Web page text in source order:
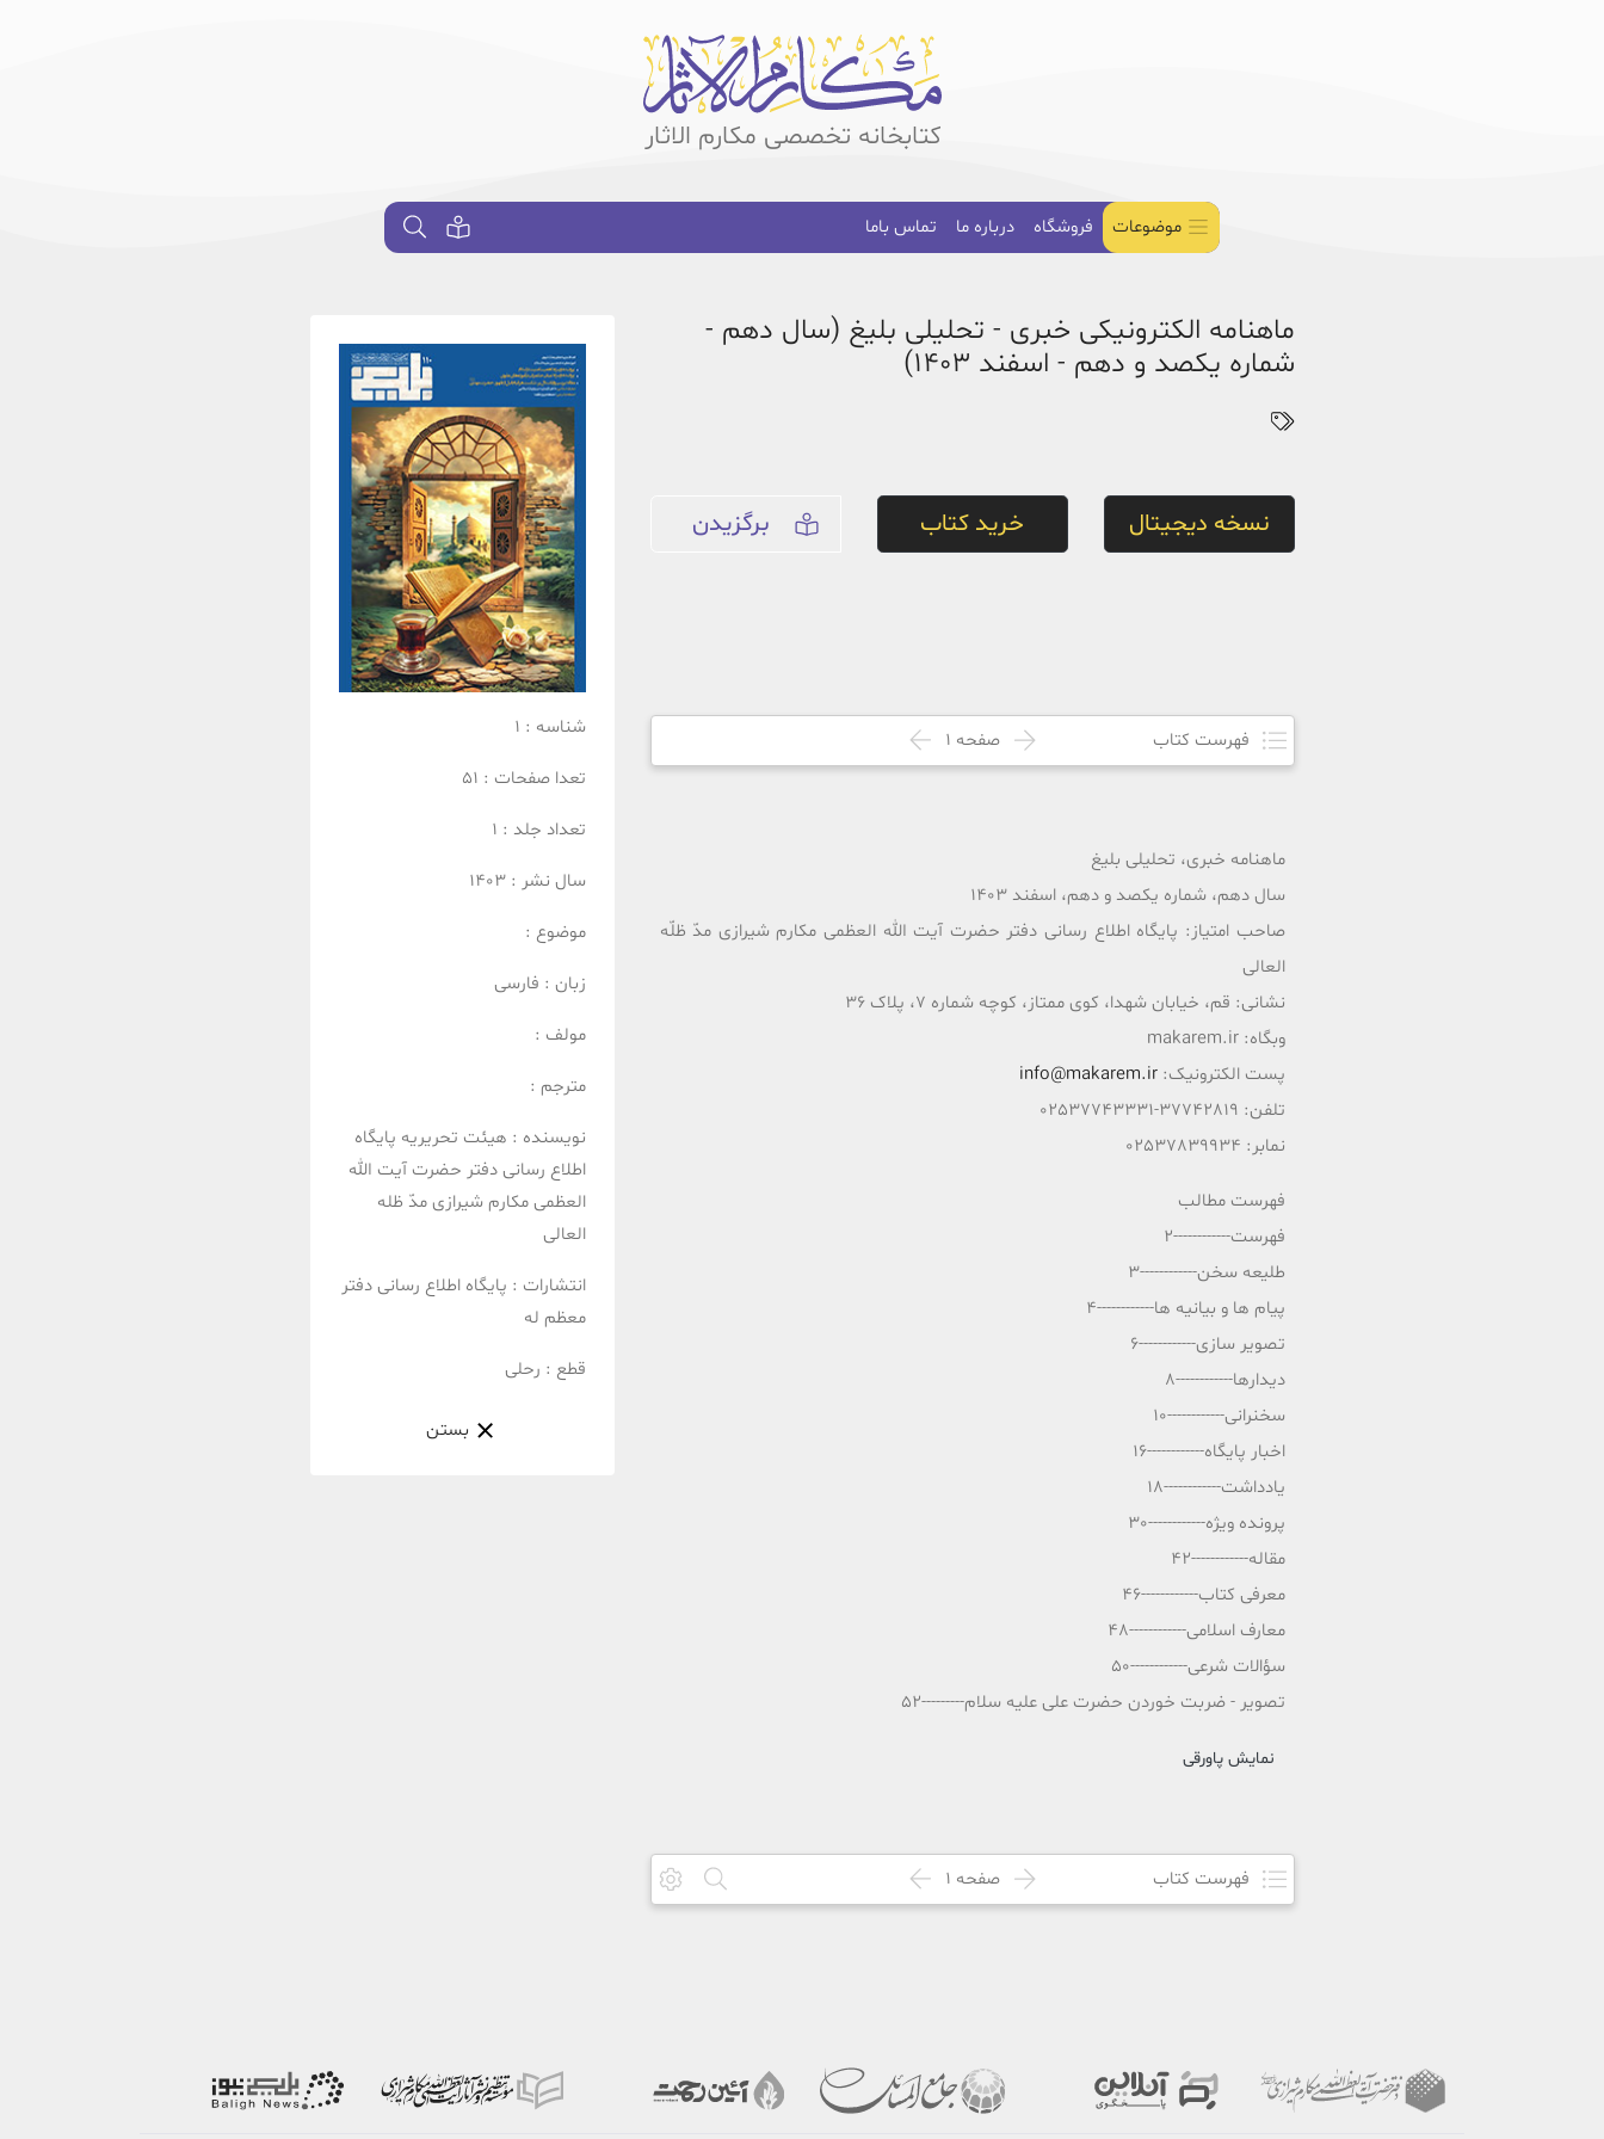
کتابخانه تخصصی مکارم الاثار
موضوعات فروشگاه درباره ما تماس باما
ماهنامه الکترونیکی خبری - تحلیلی بلیغ (سال دهم -
شماره یکصد و دهم - اسفند 1403)
نسخه دیجیتال خرید کتاب برگزیدن
فهرست کتاب صفحه 1
ماهنامه خبری، تحلیلی بلیغ
سال دهم، شماره یکصد و دهم، اسفند 1403
صاحب امتیاز: پایگاه اطلاع رسانی دفتر حضرت آیت الله العظمی مکارم شیرازی مدّ ظلّه
العالی
نشانی: قم، خیابان شهدا، کوی ممتاز، کوچه شماره 7، پلاک 36
وبگاه: makarem.ir
پست الکترونیک:info@makarem.ir
تلفن: 37742819-02537743331
نمابر: 02537839934
فهرست مطالب
فهرست------------2
طلیعه سخن------------3
پیام ها و بیانیه ها------------4
تصویر سازی------------6
دیدارها------------8
سخنرانی------------10
اخبار پایگاه------------16
یادداشت------------18
پرونده ویژه------------30
مقاله------------42
معرفی کتاب------------46
معارف اسلامی------------48
سؤالات شرعی------------50
تصویر - ضربت خوردن حضرت علی علیه سلام---------52
نمایش پاورقی
فهرست کتاب صفحه 1
شناسه : 1
تعدا صفحات : 51
تعداد جلد : 1
سال نشر :1403
موضوع :
زبان : فارسی
مولف :
مترجم :
نویسنده : هیئت تحریریه پایگاه
اطلاع رسانی دفتر حضرت آیت الله
العظمی مکارم شیرازی مدّ ظله
العالی
انتشارات : پایگاه اطلاع رسانی دفتر
معظم له
قطع : رحلی
بستن